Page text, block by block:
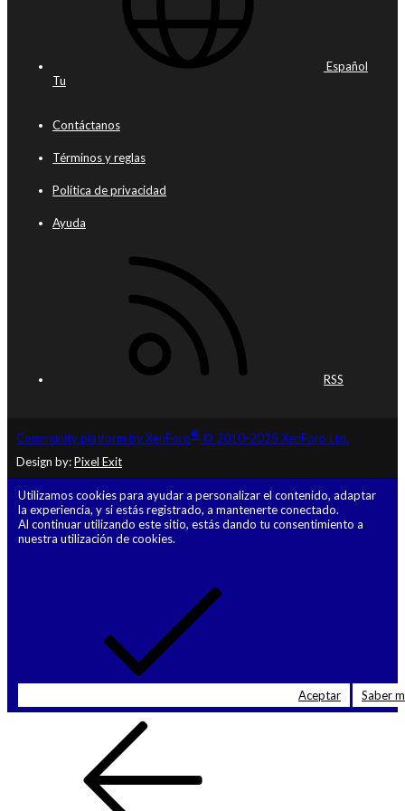
Español
Tu
Contáctanos
Términos y reglas
Política de privacidad
Ayuda
RSS
Community platform by XenForo® © 2010-2025 XenForo Ltd.
Design by:Pixel Exit
Utilizamos cookies para ayudar a personalizar el contenido, adaptar
la experiencia, y si estás registrado, a mantenerte conectado.
Al continuar utilizando este sitio, estás dando tu consentimiento a
nuestra utilización de cookies.
Aceptar Saber